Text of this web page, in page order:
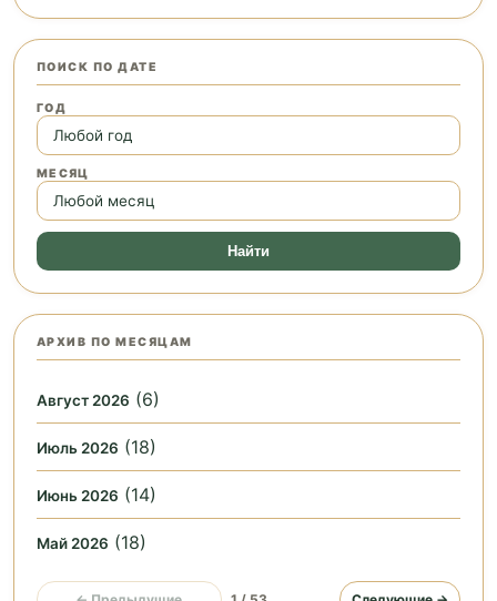
ПОИСК ПО ДАТЕ
ГОД
МЕСЯЦ
Найти
АРХИВ ПО МЕСЯЦАМ
Август 2026 (6)
Июль 2026 (18)
Июнь 2026 (14)
Май 2026 (18)